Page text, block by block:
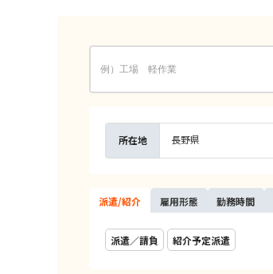
所在地 長野県
派遣/紹介 雇用形態 勤務時間
派遣／請負 紹介予定派遣